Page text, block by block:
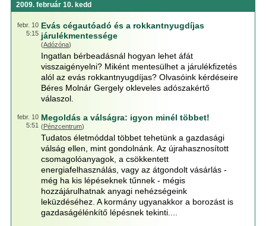
2009. február 10. kedd
febr. 10
5:15
Evás cégautóadó és a rokkantnyugdíjas
járulékmentessége
(Adózóna)
Ingatlan bérbeadásnál hogyan lehet áfát
visszaigényelni? Miként mentesülhet a járulékfizetés
alól az evás rokkantnyugdíjas? Olvasóink kérdéseire
Béres Molnár Gergely okleveles adószakértő
válaszol.
febr. 10
5:51
Megoldás a válságra: igyon minél többet!
(Pénzcentrum)
Tudatos életmóddal többet tehetünk a gazdasági
válság ellen, mint gondolnánk. Az újrahasznosított
csomagolóanyagok, a csökkentett
energiafelhasználás, vagy az átgondolt vásárlás -
még ha kis lépéseknek tűnnek - mégis
hozzájárulhatnak anyagi nehézségeink
leküzdéséhez. A kormány ugyanakkor a borozást is
gazdaságélénkítő lépésnek tekinti....